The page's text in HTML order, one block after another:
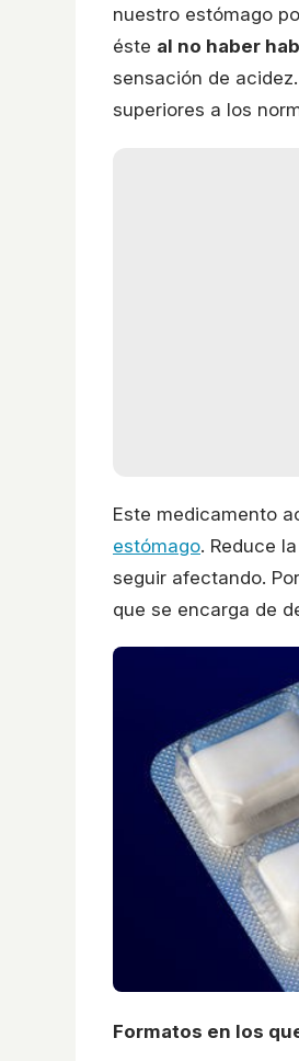
nuestro estómago
éste al no haber
sensación de
superiores a los
Este medicamento
estómago. Reduce
seguir afectando.
que se encarga de
Formatos en los